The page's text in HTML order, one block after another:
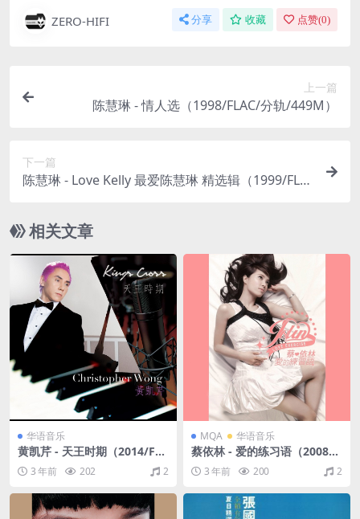
ZERO-HIFI 分享 收藏 点赞(0)
上一篇
陈慧琳 - 情人选（1998/FLAC/分轨/449M）
下一篇
陈慧琳 - Love Kelly 最爱陈慧琳 精选辑（1999/FLA
相关文章
华语音乐
黄凯芹 - 天王时期（2014/FL
AC/分轨/217M）
3 年前 202 2
MQA 华语音乐
蔡依林 - 爱的练习语（2008/F
LAC/分轨/275M）(MQA/16b
it/44.1kHz)
3 年前 200 2